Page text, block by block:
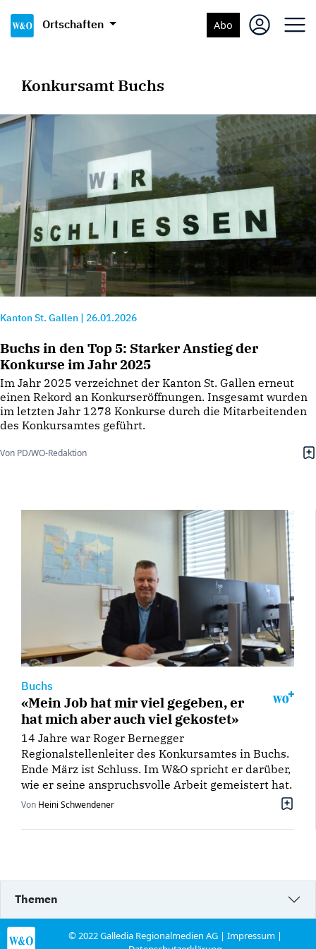
Ortschaften Abo
Konkursamt Buchs
Kanton St. Gallen 26.01.2026
Buchs in den Top 5: Starker Anstieg der
Konkurse im Jahr 2025
Im Jahr 2025 verzeichnet der Kanton St. Gallen erneut
einen Rekord an Konkurseröffnungen. Insgesamt wurden
im letzten Jahr 1278 Konkurse durch die Mitarbeitenden
des Konkursamtes geführt.
Von PD/WO-Redaktion
Buchs
«Mein Job hat mir viel gegeben, er
hat mich aber auch viel gekostet»
14 Jahre war Roger Bernegger
Regionalstellenleiter des Konkursamtes in Buchs.
Ende März ist Schluss. Im W&O spricht er darüber,
wie er seine anspruchsvolle Arbeit gemeistert hat.
Von Heini Schwendener
Themen
© 2022 Galledia Regionalmedien AG |Impressum |